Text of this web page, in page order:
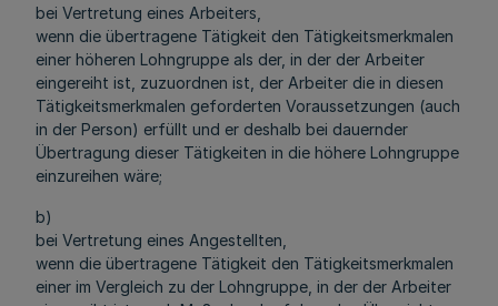
bei Vertretung eines Arbeiters,
wenn die übertragene Tätigkeit den Tätigkeitsmerkmalen
einer höheren Lohngruppe als der, in der der Arbeiter
eingereiht ist, zuzuordnen ist, der Arbeiter die in diesen
Tätigkeitsmerkmalen geforderten Voraussetzungen (auch
in der Person) erfüllt und er deshalb bei dauernder
Übertragung dieser Tätigkeiten in die höhere Lohngruppe
einzureihen wäre;
b)
bei Vertretung eines Angestellten,
wenn die übertragene Tätigkeit den Tätigkeitsmerkmalen
einer im Vergleich zu der Lohngruppe, in der der Arbeiter